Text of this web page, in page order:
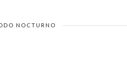
NOCTURNO